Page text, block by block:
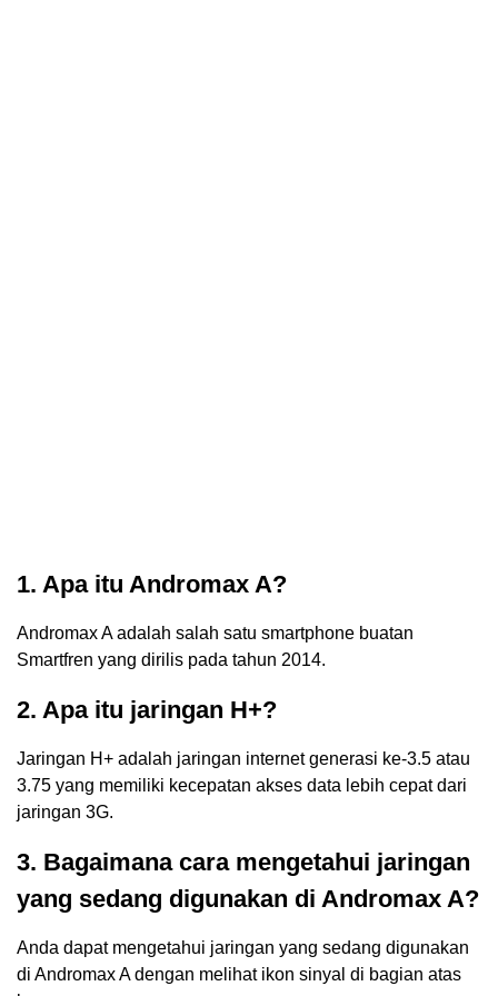
1. Apa itu Andromax A?
Andromax A adalah salah satu smartphone buatan
Smartfren yang dirilis pada tahun 2014.
2. Apa itu jaringan H+?
Jaringan H+ adalah jaringan internet generasi ke-3.5 atau
3.75 yang memiliki kecepatan akses data lebih cepat dari
jaringan 3G.
3. Bagaimana cara mengetahui jaringan
yang sedang digunakan di Andromax A?
Anda dapat mengetahui jaringan yang sedang digunakan
di Andromax A dengan melihat ikon sinyal di bagian atas